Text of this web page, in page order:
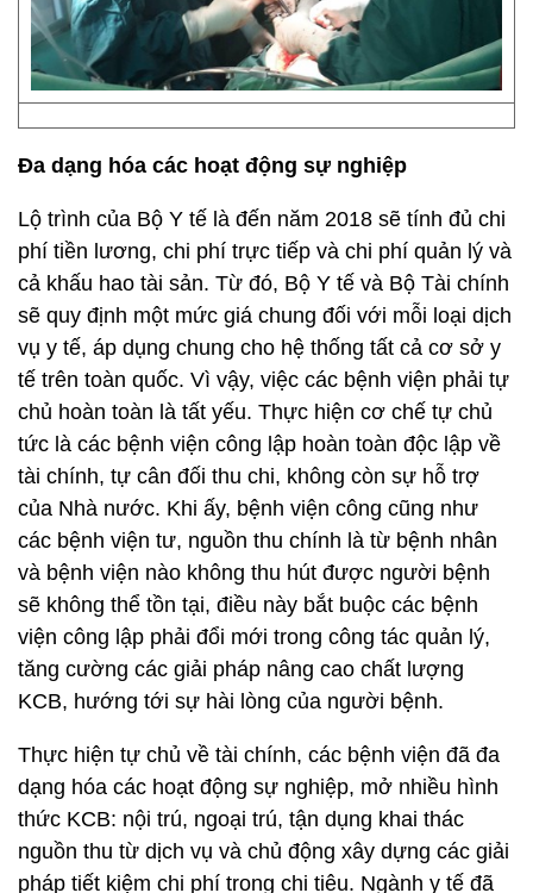
Đa dạng hóa các hoạt động sự nghiệp
Lộ trình của Bộ Y tế là đến năm 2018 sẽ tính đủ chi
phí tiền lương, chi phí trực tiếp và chi phí quản lý và
cả khấu hao tài sản. Từ đó, Bộ Y tế và Bộ Tài chính
sẽ quy định một mức giá chung đối với mỗi loại dịch
vụ y tế, áp dụng chung cho hệ thống tất cả cơ sở y
tế trên toàn quốc. Vì vậy, việc các bệnh viện phải tự
chủ hoàn toàn là tất yếu. Thực hiện cơ chế tự chủ
tức là các bệnh viện công lập hoàn toàn độc lập về
tài chính, tự cân đối thu chi, không còn sự hỗ trợ
của Nhà nước. Khi ấy, bệnh viện công cũng như
các bệnh viện tư, nguồn thu chính là từ bệnh nhân
và bệnh viện nào không thu hút được người bệnh
sẽ không thể tồn tại, điều này bắt buộc các bệnh
viện công lập phải đổi mới trong công tác quản lý,
tăng cường các giải pháp nâng cao chất lượng
KCB, hướng tới sự hài lòng của người bệnh.
Thực hiện tự chủ về tài chính, các bệnh viện đã đa
dạng hóa các hoạt động sự nghiệp, mở nhiều hình
thức KCB: nội trú, ngoại trú, tận dụng khai thác
nguồn thu từ dịch vụ và chủ động xây dựng các giải
pháp tiết kiệm chi phí trong chi tiêu. Ngành y tế đã